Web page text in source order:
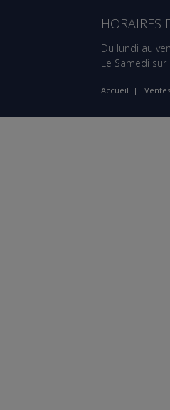
HORAIRES
Du lundi au
Le Samedi
Accueil | Ventes